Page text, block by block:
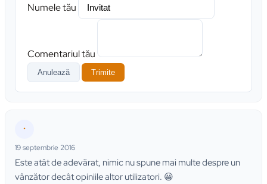
Numele tău
Comentariul tău
Anulează Trimite
•
19 septembrie 2016
Este atât de adevărat, nimic nu spune mai multe despre un
vânzător decât opiniile altor utilizatori. 😀